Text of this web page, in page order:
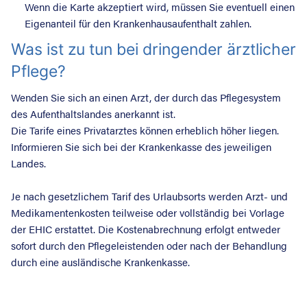
Wenn die Karte akzeptiert wird, müssen Sie eventuell einen
Eigenanteil für den Krankenhausaufenthalt zahlen.
Was ist zu tun bei dringender ärztlicher
Pflege?
Wenden Sie sich an einen Arzt, der durch das Pflegesystem
des Aufenthaltslandes anerkannt ist.
Die Tarife eines Privatarztes können erheblich höher liegen.
Informieren Sie sich bei der Krankenkasse des jeweiligen
Landes.
Je nach gesetzlichem Tarif des Urlaubsorts werden Arzt- und
Medikamentenkosten teilweise oder vollständig bei Vorlage
der EHIC erstattet. Die Kostenabrechnung erfolgt entweder
sofort durch den Pflegeleistenden oder nach der Behandlung
durch eine ausländische Krankenkasse.